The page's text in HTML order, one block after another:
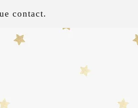
contact.